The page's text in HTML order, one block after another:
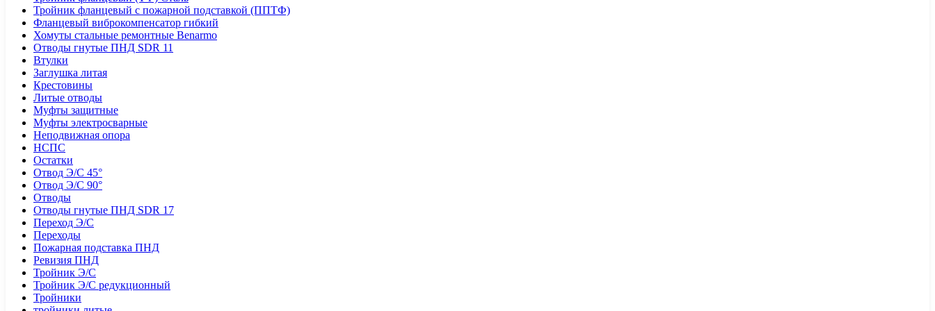
Тройник фланцевый с пожарной подставкой (ППТФ)
Фланцевый виброкомпенсатор гибкий
Хомуты стальные ремонтные Benarmo
Отводы гнутые ПНД SDR 11
Втулки
Заглушка литая
Крестовины
Литые отводы
Муфты защитные
Муфты электросварные
Неподвижная опора
НСПС
Остатки
Отвод Э/С 45°
Отвод Э/С 90°
Отводы
Отводы гнутые ПНД SDR 17
Переход Э/С
Переходы
Пожарная подставка ПНД
Ревизия ПНД
Тройник Э/С
Тройник Э/С редукционный
Тройники